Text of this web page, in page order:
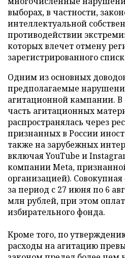
выборах, в частности,
интеллектуальной
противодействии
которых влечет отмену
зарегистрированного
Одним из основных
предполагаемые
агитационной кампании. В
часть агитационных
распространялась через
признанных в России
также на зарубежных
включая YouTube и
компании Meta,
организацией). Совокупная
за период с 27 июня по 6
млн рублей, при этом
избирательного фонда.
Кроме того, по
расходы на агитацию